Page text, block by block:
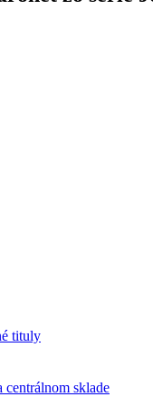
tituly
centrálnom sklade